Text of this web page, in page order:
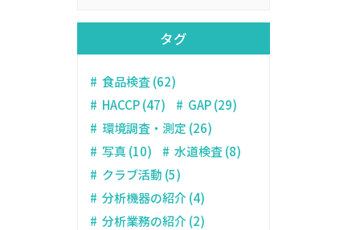
タグ
食品検査 (62)
HACCP (47)
GAP (29)
環境調査・測定 (26)
写真 (10)
水道検査 (8)
クラブ活動 (5)
分析機器の紹介 (4)
分析業務の紹介 (2)